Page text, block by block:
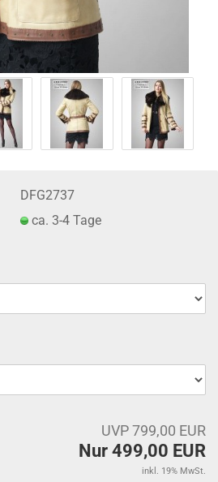
DFG2737
ca. 3-4 Tage
UVP 799,00 EUR
Nur 499,00 EUR
inkl. 19% MwSt.